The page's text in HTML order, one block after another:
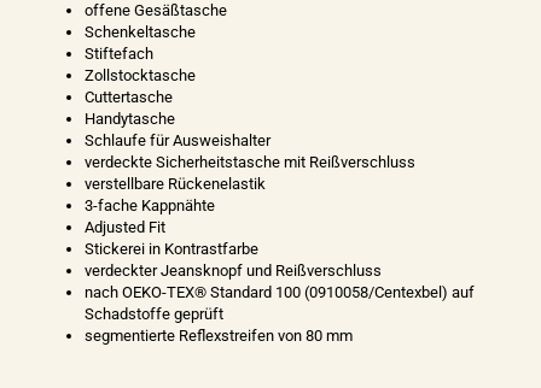
offene Gesäßtasche
Schenkeltasche
Stiftefach
Zollstocktasche
Cuttertasche
Handytasche
Schlaufe für Ausweishalter
verdeckte Sicherheitstasche mit Reißverschluss
verstellbare Rückenelastik
3-fache Kappnähte
Adjusted Fit
Stickerei in Kontrastfarbe
verdeckter Jeansknopf und Reißverschluss
nach OEKO-TEX® Standard 100 (0910058/Centexbel) auf
Schadstoffe geprüft
segmentierte Reflexstreifen von 80 mm